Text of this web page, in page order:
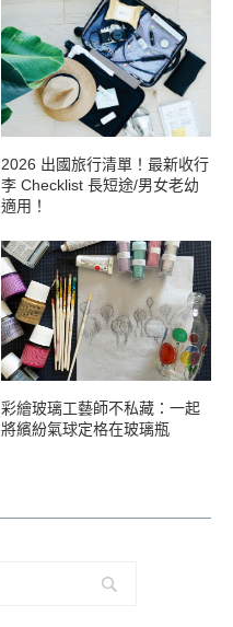
2026 出國旅行清單！最新收行
李 Checklist 長短途/男女老幼
適用！
彩繪玻璃工藝師不私藏：一起
將繽紛氣球定格在玻璃瓶